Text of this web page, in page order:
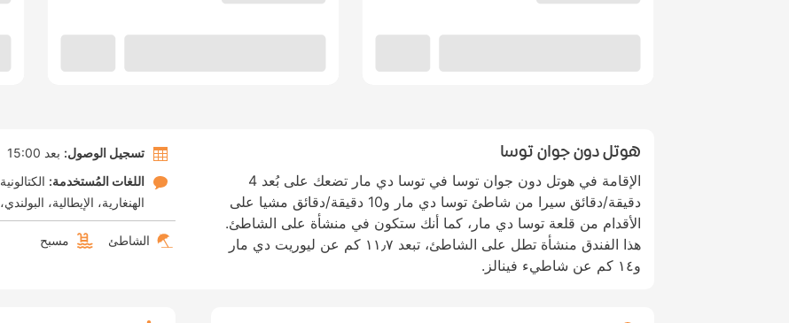
هوتل دون جوان توسا
الإقامة في هوتل دون جوان توسا في توسا دي مار تضعك على بُعد 4
دقيقة/دقائق سيرا من شاطئ توسا دي مار و10 دقيقة/دقائق مشيا على
الأقدام من قلعة توسا دي مار، كما أنك ستكون في منشأة على الشاطئ.
هذا الفندق منشأة تطل على الشاطئ، تبعد ١١٫٧ كم عن ليوريت دي مار
و١٤ كم عن شاطيء فينالز.
تسجيل الوصول: بعد 15:00
اللغات المُستخدمة: الكتالونية
الهنغارية
الإيطالية البولندي
الشاطئ مسبح